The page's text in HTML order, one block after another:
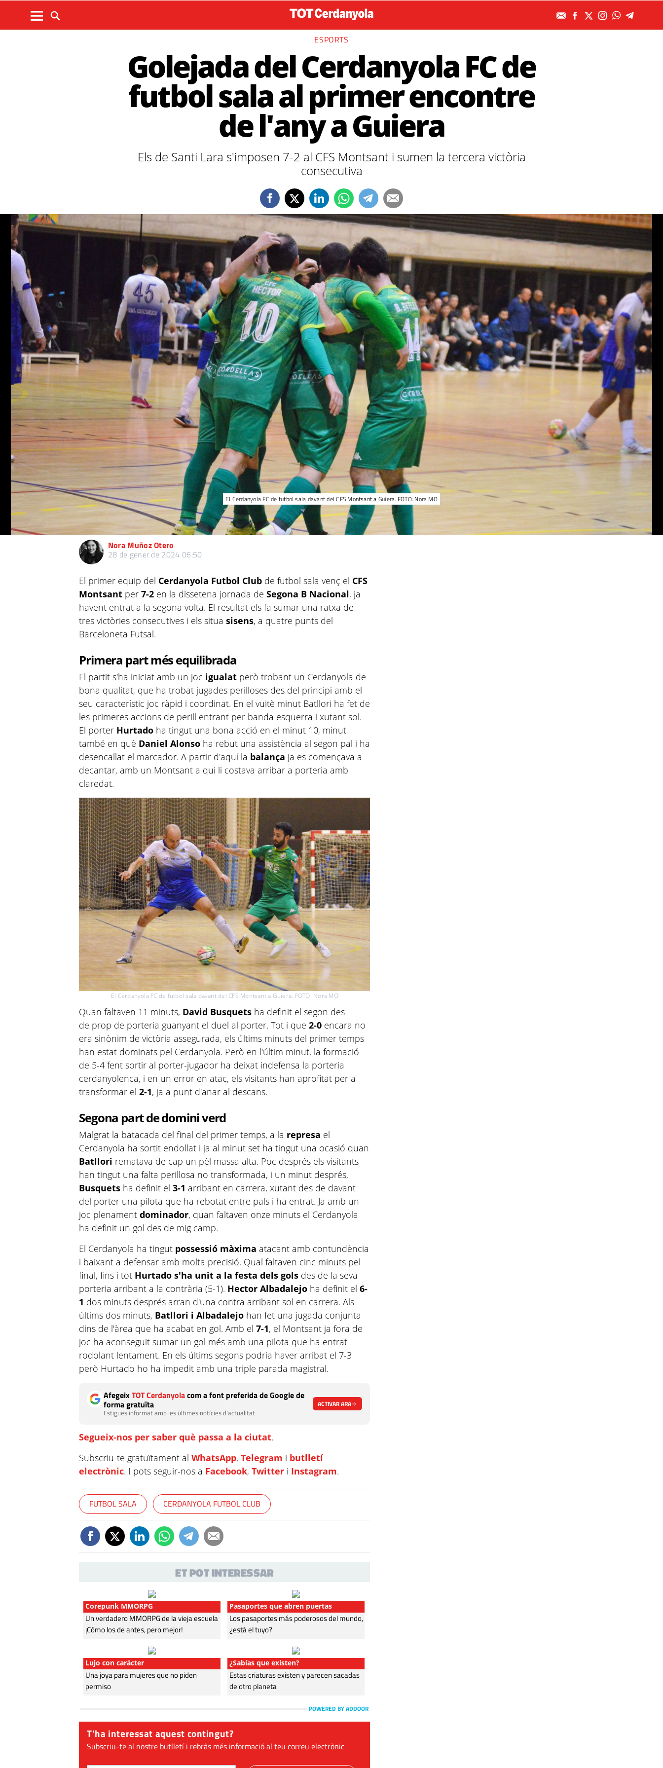
ESPORTS
Golejada del Cerdanyola FC de
futbol sala al primer encontre
de l'any a Guiera
Els de Santi Lara s'imposen 7-2 al CFS Montsant i sumen la tercera victòria
consecutiva
El Cerdanyola FC de futbol sala davant del CFS Montsant a Guiera. FOTO: Nora MO
Nora Muñoz Otero
28 de gener de 2024 06:50
El primer equip del Cerdanyola Futbol Club de futbol sala venç el CFS
Montsant per7-2 en la dissetena jornada deSegona B Nacional, ja
havent entrat a la segona volta. El resultat els fa sumar una ratxa de
tres victòries consecutives i els situasisens, a quatre punts del
Barceloneta Futsal.
Primera part més equilibrada
El partit s'ha iniciat amb un joc igualat però trobant un Cerdanyola de
bona qualitat, que ha trobat jugades perilloses des del principi amb el
seu característic joc ràpid i coordinat. En el vuitè minut Batllori ha fet de
les primeres accions de perill entrant per banda esquerra i xutant sol.
El porter Hurtado ha tingut una bona acció en el minut 10, minut
també en què Daniel Alonso ha rebut una assistència al segon pal i ha
desencallat el marcador. A partir d'aquí la balança ja es començava a
decantar, amb un Montsant a qui li costava arribar a porteria amb
claredat.
El Cerdanyola FC de futbol sala davant del CFS Montsant a Guiera. FOTO: Nora MO
Quan faltaven 11 minuts, David Busquets ha definit el segon des
de prop de porteria guanyant el duel al porter. Tot i que2-0 encara no
era sinònim de victòria assegurada, els últims minuts del primer temps
han estat dominats pel Cerdanyola. Però en l'últim minut, la formació
de 5-4 fent sortir al porter-jugador ha deixat indefensa la porteria
cerdanyolenca, i en un error en atac, els visitants han aprofitat per a
transformar el2-1, ja a punt d'anar al descans.
Segona part de domini verd
Malgrat la batacada del final del primer temps, a la represa el
Cerdanyola ha sortit endollat i ja al minut set ha tingut una ocasió quan
Batllori rematava de cap un pèl massa alta. Poc després els visitants
han tingut una falta perillosa no transformada, i un minut després,
Busquets ha definit el3-1 arribant en carrera, xutant des de davant
del porter una pilota que ha rebotat entre pals i ha entrat. Ja amb un
joc plenamentdominador, quan faltaven onze minuts el Cerdanyola
ha definit un gol des de mig camp.
El Cerdanyola ha tingut possessió màxima atacant amb contundència
i baixant a defensar amb molta precisió. Qual faltaven cinc minuts pel
final, fins i tot Hurtado s'ha unit a la festa dels gols des de la seva
porteria arribant a la contrària (5-1). Hector Albadalejo ha definit el6-
1 dos minuts després arran d'una contra arribant sol en carrera. Als
últims dos minuts, Batllori i Albadalejo han fet una jugada conjunta
dins de l'àrea que ha acabat en gol. Amb el7-1, el Montsant ja fora de
joc ha aconseguit sumar un gol més amb una pilota que ha entrat
rodolant lentament. En els últims segons podria haver arribat el 7-3
però Hurtado ho ha impedit amb una triple parada magistral.
AfegeixTOT Cerdanyolacom a font preferida de Google de
forma gratuïta
Estigues informat amb les últimes notícies d'actualitat
ACTIVAR ARA
Segueix-nos per saber què passa a la ciutat.
Subscriu-te gratuïtament alWhatsApp,Telegram i butlletí
electrònic. I pots seguir-nos a Facebook,Twitter i Instagram.
FUTBOL SALA CERDANYOLA FUTBOL CLUB
ET POT INTERESSAR
Corepunk MMORPG
Un verdadero MMORPG de la vieja escuela
¡Cómo los de antes, pero mejor!
Pasaportes que abren puertas
Los pasaportes más poderosos del mundo,
¿está el tuyo?
Lujo con carácter
Una joya para mujeres que no piden
permiso
¿Sabías que existen?
Estas criaturas existen y parecen sacadas
de otro planeta
POWERED BY ADDOOR
T'ha interessat aquest contingut?
Subscriu-te al nostre butlletí i rebràs més informació al teu correu electrònic